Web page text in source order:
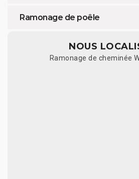
Ramonage de poêle
NOUS
Ramonage de cheminée